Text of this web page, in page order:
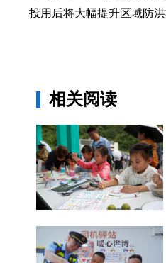
投用后将大幅提升区域防
相关阅读